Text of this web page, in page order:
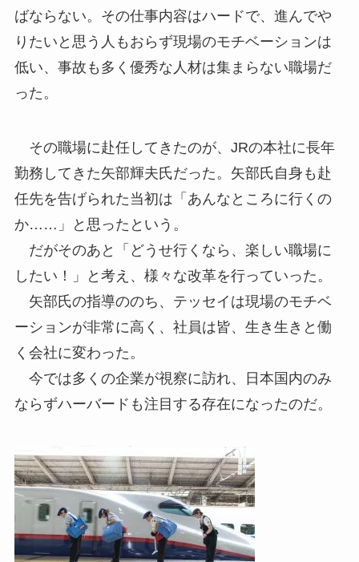
ばならない。その仕事内容はハードで、進んでや
りたいと思う人もおらず現場のモチベーションは
低い、事故も多く優秀な人材は集まらない職場だ
った。
その職場に赴任してきたのが、JRの本社に長年
勤務してきた矢部輝夫氏だった。矢部氏自身も赴
任先を告げられた当初は「あんなところに行くの
か……」と思ったという。
だがそのあと「どうせ行くなら、楽しい職場に
したい！」と考え、様々な改革を行っていった。
矢部氏の指導ののち、テッセイは現場のモチベ
ーションが非常に高く、社員は皆、生き生きと働
く会社に変わった。
今では多くの企業が視察に訪れ、日本国内のみ
ならずハーバードも注目する存在になったのだ。